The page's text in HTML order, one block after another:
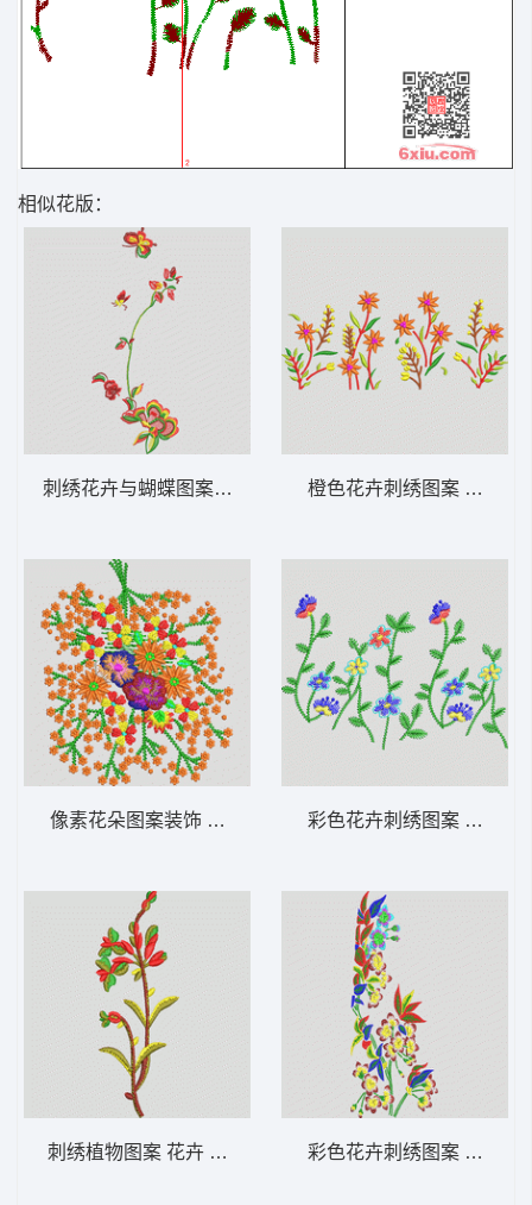
相似花版：
刺绣花卉与蝴蝶图案 花卉 衣裤裙鞋包通用
像素花朵图案装饰 花卉 衣裤裙鞋包通用
刺绣植物图案 花卉 衣裤裙鞋包通用
橙色花卉刺绣图案 花卉 衣
彩色花卉刺绣图案 花卉
彩色花卉刺绣图案 花卉